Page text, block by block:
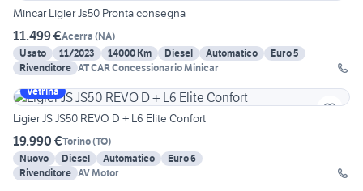
Mincar Ligier Js50 Pronta consegna
11.499 €Acerra (NA)
Usato
11/2023 14000 Km Diesel Automatico
Euro 5
Rivenditore AT CAR Concessionario Minicar
Vetrina
Ligier JS JS50 REVO D + L6 Elite Confort
19.990 €Torino(TO)
Nuovo
Diesel Automatico
Euro 6
Rivenditore AV Motor